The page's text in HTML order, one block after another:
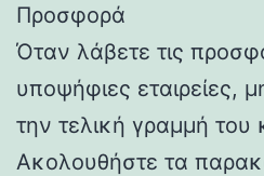
Προσφορά
Όταν λάβετε τις
υποψήφιες εταιρείες,
την τελική γραμμή του
Ακολουθήστε τα